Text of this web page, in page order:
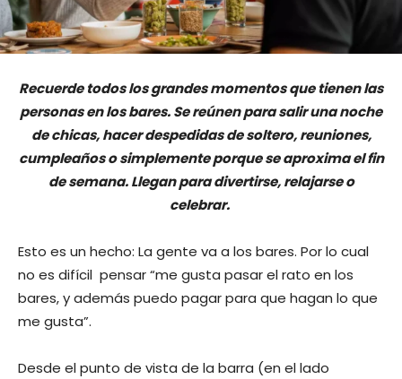
Recuerde todos los grandes momentos que tienen las
personas en los bares. Se reúnen para salir una noche
de chicas, hacer despedidas de soltero, reuniones,
cumpleaños o simplemente porque se aproxima el fin
de semana. Llegan para divertirse, relajarse o
celebrar.
Esto es un hecho: La gente va a los bares. Por lo cual
no es difícil pensar “me gusta pasar el rato en los
bares, y además puedo pagar para que hagan lo que
me gusta”.
Desde el punto de vista de la barra (en el lado